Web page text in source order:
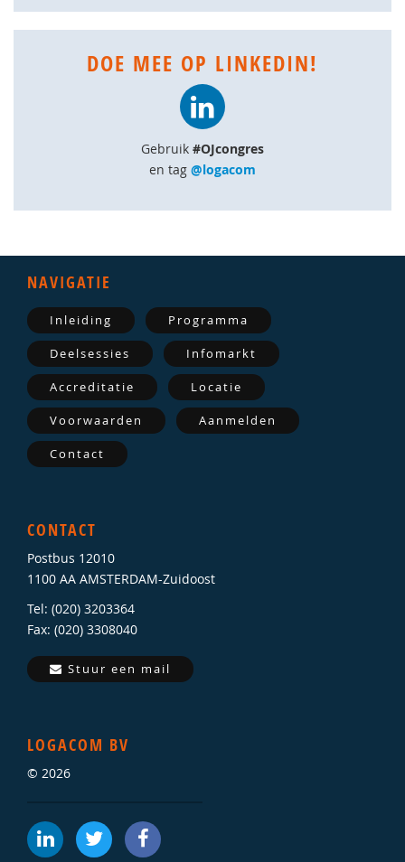
DOE MEE OP LINKEDIN!
Gebruik #OJcongres
en tag @logacom
NAVIGATIE
Inleiding Programma
Deelsessies Infomarkt
Accreditatie Locatie
Voorwaarden Aanmelden
Contact
CONTACT
Postbus 12010
1100 AA AMSTERDAM-Zuidoost
Tel: (020) 3203364
Fax: (020) 3308040
Stuur een mail
LOGACOM BV
© 2026